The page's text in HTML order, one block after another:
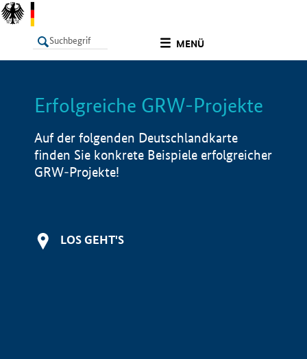
MENÜ
LISTE Info
Erfolgreiche GRW-Projekte
Auf der folgenden Deutschlandkarte
finden Sie konkrete Beispiele erfolgreicher
GRW-Projekte!
LOS GEHT'S